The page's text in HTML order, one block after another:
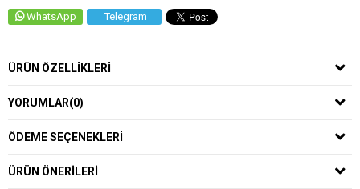
WhatsApp Telegram
ÜRÜN ÖZELLIKLERI
YORUMLAR(0)
ÖDEME SEÇENEKLERI
ÜRÜN ÖNERILERI